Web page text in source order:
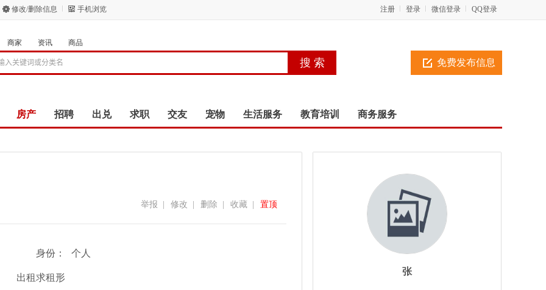
修改/删除信息 手机浏览 QQ登录
微信登录
登录
注册
免费发布信息
商家 资讯 商品
房产 招聘 出兑 求职 交友 宠物 生活服务 教育培训 商务服务
置顶
收藏
删除
修改
举报
身份： 个人
出租求租形
张